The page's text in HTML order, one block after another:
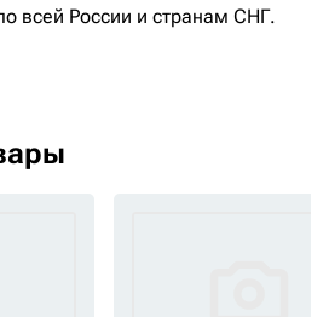
всей России и странам СНГ.